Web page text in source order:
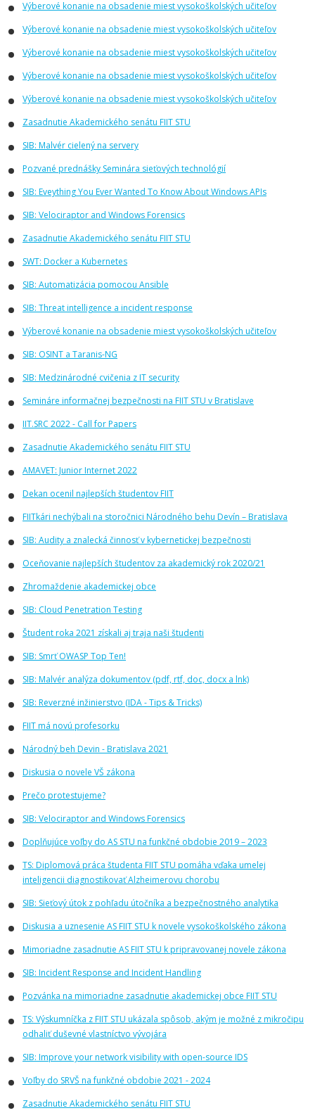
Výberové konanie na obsadenie miest vysokoškolských učiteľov
Výberové konanie na obsadenie miest vysokoškolských učiteľov
Výberové konanie na obsadenie miest vysokoškolských učiteľov
Výberové konanie na obsadenie miest vysokoškolských učiteľov
Výberové konanie na obsadenie miest vysokoškolských učiteľov
Zasadnutie Akademického senátu FIIT STU
SIB: Malvér cielený na servery
Pozvané prednášky Seminára sieťových technológií
SIB: Eveything You Ever Wanted To Know About Windows APIs
SIB: Velociraptor and Windows Forensics
Zasadnutie Akademického senátu FIIT STU
SWT: Docker a Kubernetes
SIB: Automatizácia pomocou Ansible
SIB: Threat intelligence a incident response
Výberové konanie na obsadenie miest vysokoškolských učiteľov
SIB: OSINT a Taranis-NG
SIB: Medzinárodné cvičenia z IT security
Semináre informačnej bezpečnosti na FIIT STU v Bratislave
IIT.SRC 2022 - Call for Papers
Zasadnutie Akademického senátu FIIT STU
AMAVET: Junior Internet 2022
Dekan ocenil najlepších študentov FIIT
FIITkári nechýbali na storočnici Národného behu Devín – Bratislava
SIB: Audity a znalecká činnosť v kybernetickej bezpečnosti
Oceňovanie najlepších študentov za akademický rok 2020/21
Zhromaždenie akademickej obce
SIB: Cloud Penetration Testing
Študent roka 2021 získali aj traja naši študenti
SIB: Smrť OWASP Top Ten!
SIB: Malvér analýza dokumentov (pdf, rtf, doc, docx a lnk)
SIB: Reverzné inžinierstvo (IDA - Tips & Tricks)
FIIT má novú profesorku
Národný beh Devin - Bratislava 2021
Diskusia o novele VŠ zákona
Prečo protestujeme?
SIB: Velociraptor and Windows Forensics
Doplňujúce voľby do AS STU na funkčné obdobie 2019 – 2023
TS: Diplomová práca študenta FIIT STU pomáha vďaka umelej
inteligencii diagnostikovať Alzheimerovu chorobu
SIB: Sieťový útok z pohľadu útočníka a bezpečnostného analytika
Diskusia a uznesenie AS FIIT STU k novele vysokoškolského zákona
Mimoriadne zasadnutie AS FIIT STU k pripravovanej novele zákona
SIB: Incident Response and Incident Handling
Pozvánka na mimoriadne zasadnutie akademickej obce FIIT STU
TS: Výskumníčka z FIIT STU ukázala spôsob, akým je možné z mikročipu
odhaliť duševné vlastníctvo vývojára
SIB: Improve your network visibility with open-source IDS
Voľby do SRVŠ na funkčné obdobie 2021 - 2024
Zasadnutie Akademického senátu FIIT STU